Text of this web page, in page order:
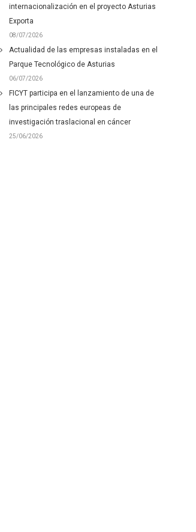
internacionalización en el proyecto Asturias
Exporta
08/07/2026
Actualidad de las empresas instaladas en el
Parque Tecnológico de Asturias
06/07/2026
FICYT participa en el lanzamiento de una de
las principales redes europeas de
investigación traslacional en cáncer
25/06/2026